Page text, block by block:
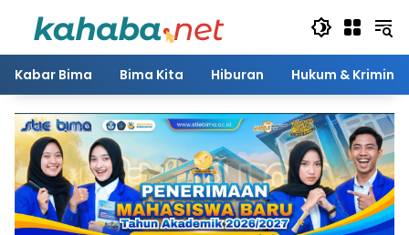
Kabar Bima Bima Kita Hiburan Hukum & Kriminal